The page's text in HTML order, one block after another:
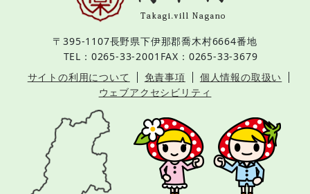
〒395-1107長野県下伊那郡喬木村6664番地
TEL：0265-33-2001 FAX：0265-33-3679
サイトの利用について
免責事項
個人情報の取扱い
ウェブアクセシビリティ